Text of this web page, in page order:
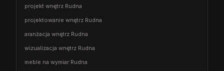
projekt wnętrz Rudna
projektowanie wnętrz Rudna
aranżacja wnętrz Rudna
wizualizacja wnętrz Rudna
meble na wymiar Rudna